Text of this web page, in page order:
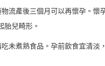
流產後三個月可以再懷孕。懷
兒畸形。
未煮熟食品。孕前飲食宜清淡